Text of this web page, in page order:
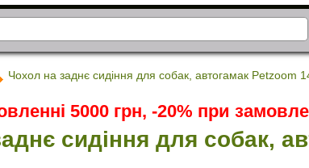
Чохол на заднє сидіння для собак, автогамак Petzoom
5000 грн, -20% при
сидіння для собак,